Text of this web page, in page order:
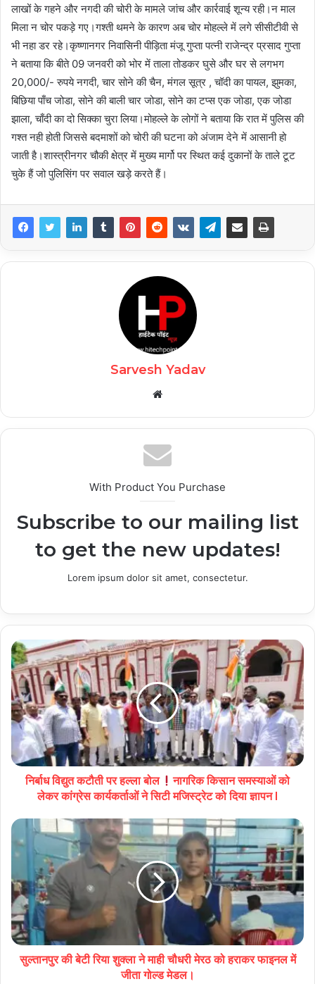
लाखों के गहने और नगदी की चोरी के मामले जांच और कार्रवाई शून्य रही।न माल
मिला न चोर पकड़े गए।गश्ती थमने के कारण अब चोर मोहल्ले में लगे सीसीटीवी से
भी नहा डर रहे।कृष्णानगर निवासिनी पीड़िता मंजू गुप्ता पत्नी राजेन्द्र प्रसाद गुप्ता
ने बताया कि बीते 09 जनवरी को भोर में ताला तोडकर घुसे और घर से लगभग
20,000/- रुपये नगदी, चार सोने की चैन, मंगल सूत्र , चॉदी का पायल, झुमका,
बिछिया पाँच जोडा, सोने की बाली चार जोडा, सोने का टप्स एक जोडा, एक जोडा
झाला, चाँदी का दो सिक्का चुरा लिया।मोहल्ले के लोगों ने बताया कि रात में पुलिस की
गश्त नही होती जिससे बदमाशों को चोरी की घटना को अंजाम देने में आसानी हो
जाती है।शास्त्रीनगर चौकी क्षेत्र में मुख्य मार्गो पर स्थित कई दुकानों के ताले टूट
चुके हैं जो पुलिसिंग पर सवाल खड़े करते हैं।
Sarvesh Yadav
Website
With Product You Purchase
Subscribe to our mailing list
to get the new updates!
Lorem ipsum dolor sit amet, consectetur.
निर्बाध विद्युत कटौती पर हल्ला बोल
नागरिक किसान समस्याओं को
लेकर कांग्रेस कार्यकर्ताओं ने सिटी मजिस्ट्रेट को दिया ज्ञापन l
सुल्तानपुर की बेटी रिया शुक्ला ने माही चौधरी मेरठ को हराकर फाइनल में
जीता गोल्ड मेडल।